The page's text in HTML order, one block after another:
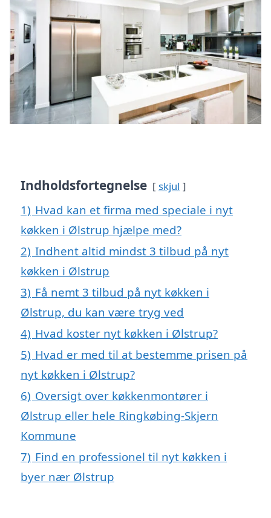
Indholdsfortegnelse skjul
1) Hvad kan et firma med speciale i nyt
køkken i Ølstrup hjælpe med?
2) Indhent altid mindst 3 tilbud på nyt
køkken i Ølstrup
3) Få nemt 3 tilbud på nyt køkken i
Ølstrup, du kan være tryg ved
4) Hvad koster nyt køkken i Ølstrup?
5) Hvad er med til at bestemme prisen på
nyt køkken i Ølstrup?
6) Oversigt over køkkenmontører i
Ølstrup eller hele Ringkøbing-Skjern
Kommune
7) Find en professionel til nyt køkken i
byer nær Ølstrup